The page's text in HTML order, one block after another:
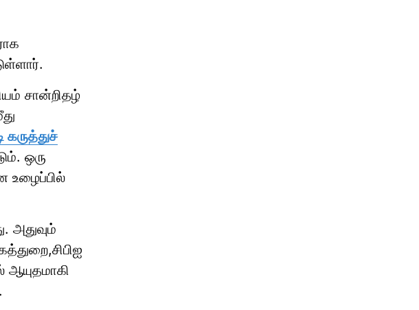
சான்றிதழ்
கருத்துச்
ஒரு
உழைப்பில்
அதுவும்
ஆயுதமாகி